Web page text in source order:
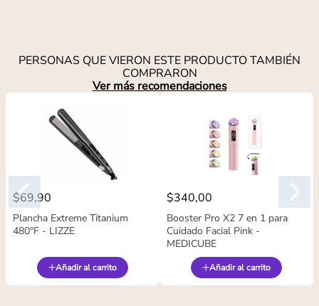
PERSONAS QUE VIERON ESTE PRODUCTO TAMBIÉN
COMPRARON
Ver más recomendaciones
$69,90
Plancha Extreme Titanium
480°F - LIZZE
Añadir al carrito
$340,00
Booster Pro X2 7 en 1 para
Cuidado Facial Pink -
MEDICUBE
Añadir al carrito